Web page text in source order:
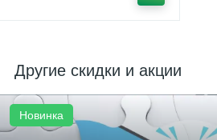
Другие скидки и акции
Новинка